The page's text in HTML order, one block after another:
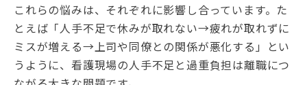
これらの悩みは、それぞれに影響し合っています。た
とえば「人手不足で休みが取れない→疲れが取れずに
ミスが増える→上司や同僚との関係が悪化する」とい
うように、看護現場の人手不足と過重負担は離職につ